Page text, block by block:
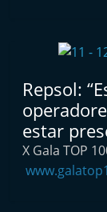
Repsol:
estar
X Gala TOP